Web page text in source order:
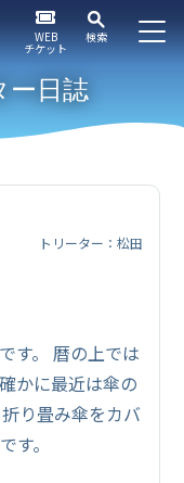
WEB
チケット
検索
ー日誌
トリーター：松田
す。 暦の上では
かに最近は傘の
り畳み傘をカバ
す。